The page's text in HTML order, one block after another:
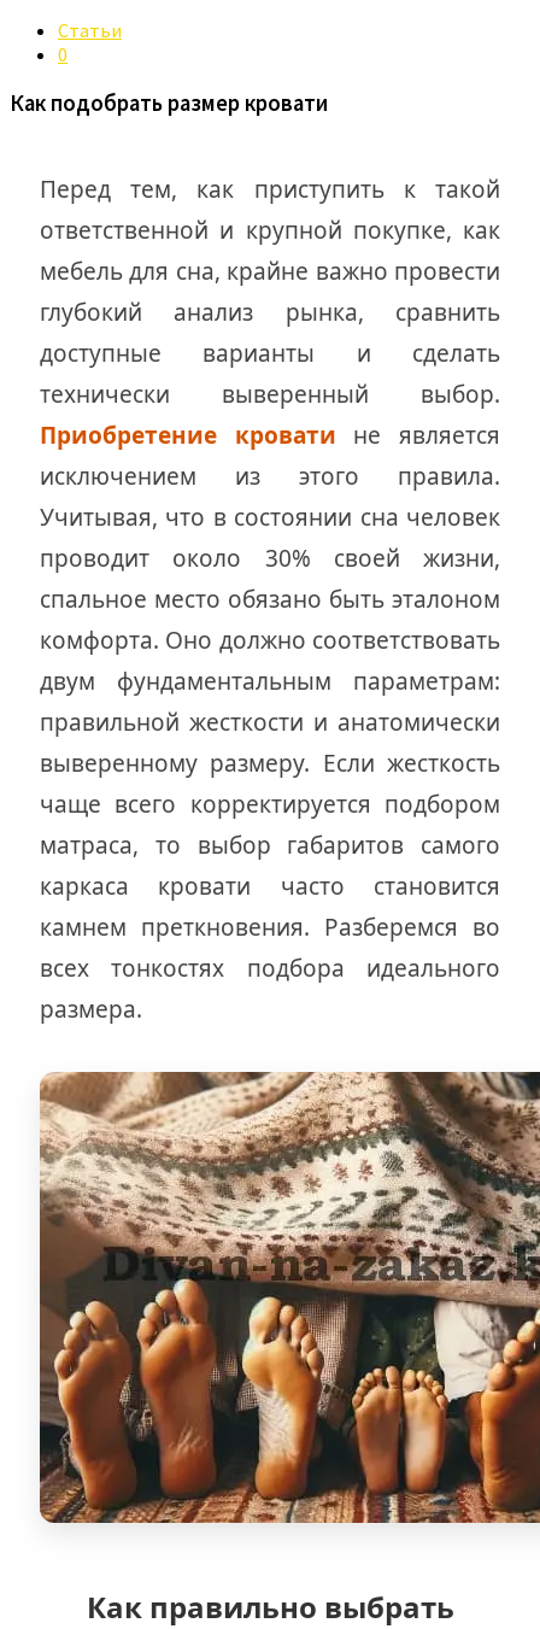
Статьи
0
Как подобрать размер кровати
Перед тем, как приступить к такой
ответственной и крупной покупке, как
мебель для сна, крайне важно провести
глубокий анализ рынка, сравнить
доступные варианты и сделать
технически выверенный выбор.
Приобретение кровати не является
исключением из этого правила.
Учитывая, что в состоянии сна человек
проводит около 30% своей жизни,
спальное место обязано быть эталоном
комфорта. Оно должно соответствовать
двум фундаментальным параметрам:
правильной жесткости и анатомически
выверенному размеру. Если жесткость
чаще всего корректируется подбором
матраса, то выбор габаритов самого
каркаса кровати часто становится
камнем преткновения. Разберемся во
всех тонкостях подбора идеального
размера.
Как правильно выбрать